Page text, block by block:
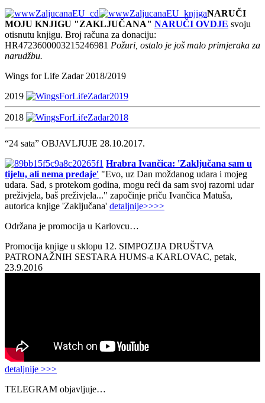
NARUČI
MOJU KNJIGU "ZAKLJUČANA" NARUČI OVDJE svoju
otisnutu knjigu. Broj računa za donaciju:
HR4723600003215246981 Požuri, ostalo je još malo primjeraka za
narudžbu.
Wings for Life Zadar 2018/2019
2019
2018
“24 sata” OBJAVLJUJE 28.10.2017.
Hrabra Ivančica: 'Zaključana sam u
tijelu, ali nema predaje' "Evo, uz Dan moždanog udara i mojeg
udara. Sad, s protekom godina, mogu reći da sam svoj razorni udar
preživjela, baš preživjela..." započinje priču Ivančica Matuša,
autorica knjige 'Zaključana' detaljnije>>>>
Održana je promocija u Karlovcu…
Promocija knjige u sklopu 12. SIMPOZIJA DRUŠTVA
PATRONAŽNIH SESTARA HUMS-a KARLOVAC, petak,
23.9.2016
detaljnije >>>
TELEGRAM objavljuje…